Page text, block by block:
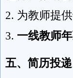
2. 为教师提
3. 一线教师
五、简历投递